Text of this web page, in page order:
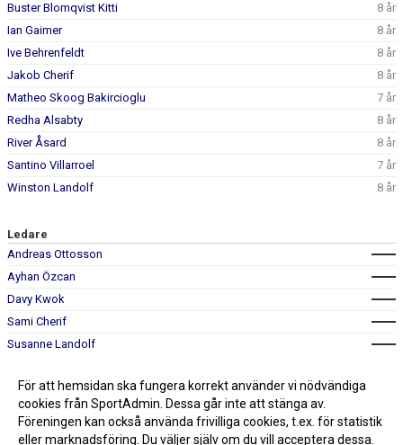
Buster Blomqvist Kitti
8 år
Ian Gaimer
8 år
Ive Behrenfeldt
8 år
Jakob Cherif
8 år
Matheo Skoog Bakircioglu
7 år
Redha Alsabty
8 år
River Åsard
8 år
Santino Villarroel
7 år
Winston Landolf
8 år
Ledare
Andreas Ottosson
Ayhan Özcan
Davy Kwok
Sami Cherif
Susanne Landolf
För att hemsidan ska fungera korrekt använder vi nödvändiga
cookies från SportAdmin. Dessa går inte att stänga av.
Föreningen kan också använda frivilliga cookies, t.ex. för statistik
eller marknadsföring. Du väljer själv om du vill acceptera dessa.